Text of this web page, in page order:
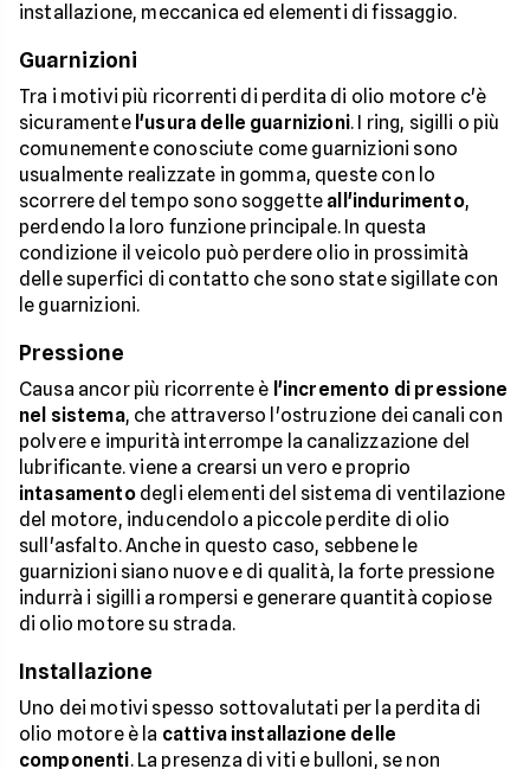
installazione, meccanica ed elementi di fissaggio.
Guarnizioni
Tra i motivi più ricorrenti di perdita di olio motore c'è
sicuramente l'usura delle guarnizioni. I ring, sigilli o più
comunemente conosciute come guarnizioni sono
usualmente realizzate in gomma, queste con lo
scorrere del tempo sono soggette all'indurimento,
perdendo la loro funzione principale. In questa
condizione il veicolo può perdere olio in prossimità
delle superfici di contatto che sono state sigillate con
le guarnizioni.
Pressione
Causa ancor più ricorrente è l'incremento di pressione
nel sistema, che attraverso l'ostruzione dei canali con
polvere e impurità interrompe la canalizzazione del
lubrificante. viene a crearsi un vero e proprio
intasamentodegli elementi del sistema di ventilazione
del motore, inducendolo a piccole perdite di olio
sull'asfalto. Anche in questo caso, sebbene le
guarnizioni siano nuove e di qualità, la forte pressione
indurrà i sigilli a rompersi e generare quantità copiose
di olio motore su strada.
Installazione
Uno dei motivi spesso sottovalutati per la perdita di
olio motore è la cattiva installazione delle
componenti. La presenza di viti e bulloni, se non